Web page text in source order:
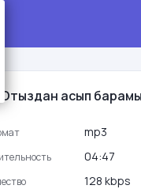
Отыздан асып
mp3
04:47
128 kbps